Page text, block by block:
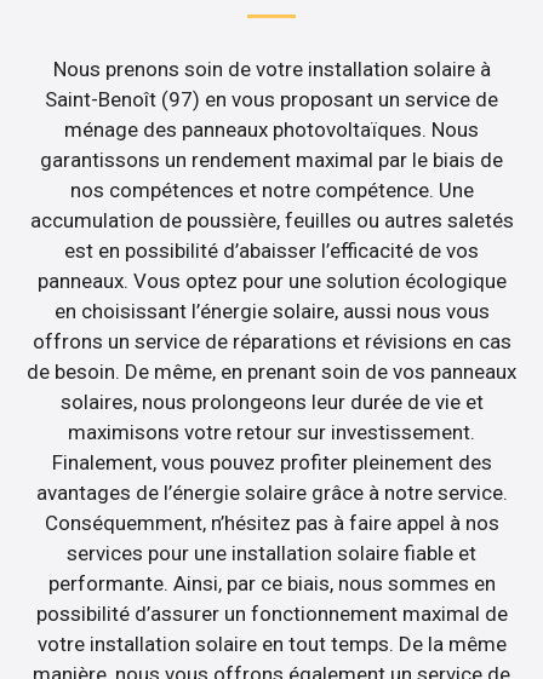
Nous prenons soin de votre installation solaire à
Saint-Benoît (97) en vous proposant un service de
ménage des panneaux photovoltaïques. Nous
garantissons un rendement maximal par le biais de
nos compétences et notre compétence. Une
accumulation de poussière, feuilles ou autres saletés
est en possibilité d’abaisser l’efficacité de vos
panneaux. Vous optez pour une solution écologique
en choisissant l’énergie solaire, aussi nous vous
offrons un service de réparations et révisions en cas
de besoin. De même, en prenant soin de vos panneaux
solaires, nous prolongeons leur durée de vie et
maximisons votre retour sur investissement.
Finalement, vous pouvez profiter pleinement des
avantages de l’énergie solaire grâce à notre service.
Conséquemment, n’hésitez pas à faire appel à nos
services pour une installation solaire fiable et
performante. Ainsi, par ce biais, nous sommes en
possibilité d’assurer un fonctionnement maximal de
votre installation solaire en tout temps. De la même